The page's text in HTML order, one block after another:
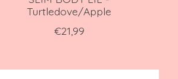
Turtledove/Apple
€21,99